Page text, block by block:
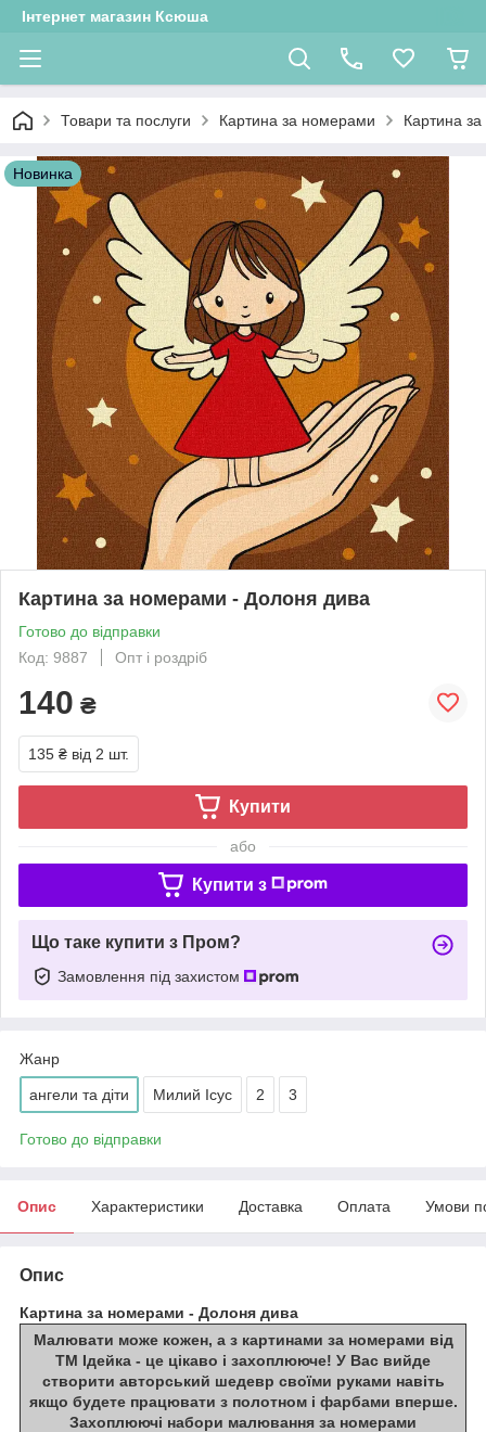
Інтернет магазин Ксюша
Товари та послуги Картина за номерами Картина
Новинка
Картина за номерами - Долоня дива
Готово до відправки
Код: 9887
Опт і роздріб
140 ₴
135 ₴ від 2 шт.
Купити
або
Купити з
Що таке купити з Пром?
Замовлення під захистом
Жанр
ангели та діти Милий Ісус 2 3
Готово до відправки
Опис Характеристики Доставка Оплата Умови
Опис
Картина за номерами - Долоня дива
Малювати може кожен, а з картинами за номерами від
ТМ Ідейка - це цікаво і захоплююче! У Вас вийде
створити авторський шедевр своїми руками навіть
якщо будете працювати з полотном і фарбами вперше.
Захоплюючі набори малювання за номерами